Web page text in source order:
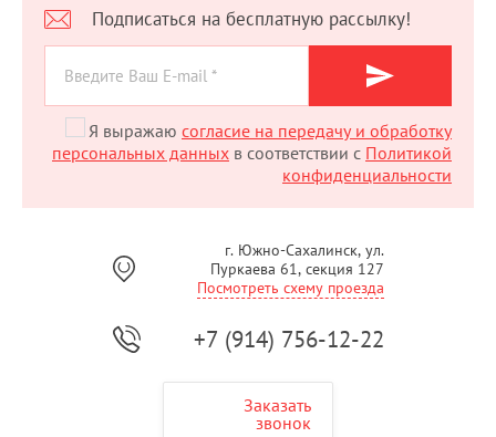
Подписаться на бесплатную рассылку!
Я выражаю согласие на передачу и обработку
персональных данных в соответствии с Политикой
конфиденциальности
г. Южно-Сахалинск, ул.
Пуркаева 61, секция 127
Посмотреть схему проезда
+7 (914) 756-12-22
Заказать
звонок